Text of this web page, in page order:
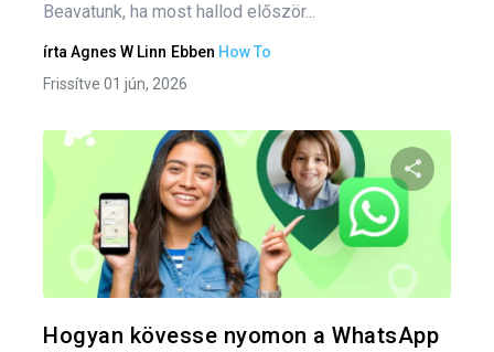
Beavatunk, ha most hallod először...
írta Agnes W Linn Ebben How To
Frissítve 01 jún, 2026
Oszd
Hogyan kövesse nyomon a WhatsApp